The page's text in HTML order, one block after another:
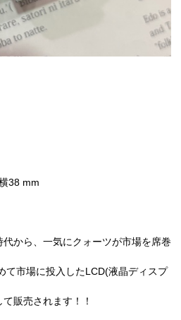
38 mm
代から、一気にクォーツが市場を席巻
て市場に投入したLCD(液晶ディスプ
販売されます！！